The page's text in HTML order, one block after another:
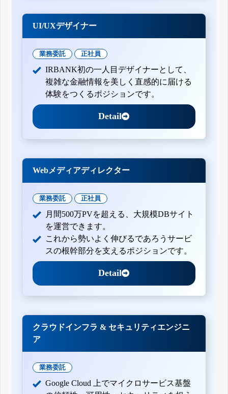
UI/UXデザイナー
業務委託 正社員
IRBANK初の一人目デザイナーとして、
複雑な金融情報を美しく直感的に届ける
体験をつくるポジションです。
Detail
Webメディアディレクター
業務委託 正社員
月間500万PVを超える、大規模DBサイト
を運営できます。
これから勢いよく伸びるであろうサービ
スの根幹部分を支えるポジションです。
Detail
クラウドインフラ & セキュリティエンジニ
ア
業務委託
Google Cloud 上でマイクロサービス基盤